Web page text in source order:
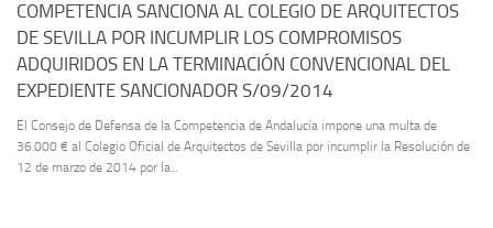
COMPETENCIA SANCIONA AL COLEGIO DE ARQUITECTOS
DE SEVILLA POR INCUMPLIR LOS COMPROMISOS
ADQUIRIDOS EN LA TERMINACIÓN CONVENCIONAL DEL
EXPEDIENTE SANCIONADOR S/09/2014
El Consejo de Defensa de la Competencia de Andalucía impone una multa de
36.000 € al Colegio Oficial de Arquitectos de Sevilla por incumplir la Resolución de
12 de marzo de 2014 por la...